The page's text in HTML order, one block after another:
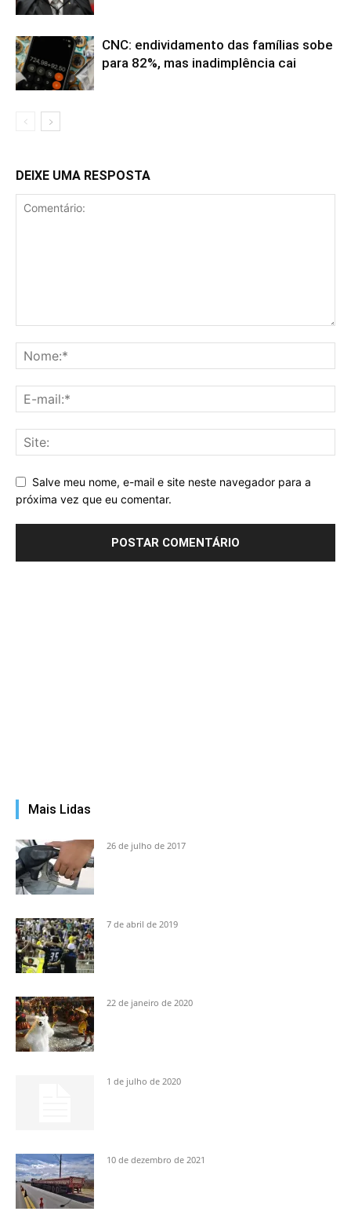
CNC: endividamento das famílias sobe
para 82%, mas inadimplência cai
DEIXE UMA RESPOSTA
Salve meu nome, e-mail e site neste navegador para a
próxima vez que eu comentar.
Mais Lidas
26 de julho de 2017
7 de abril de 2019
22 de janeiro de 2020
1 de julho de 2020
10 de dezembro de 2021